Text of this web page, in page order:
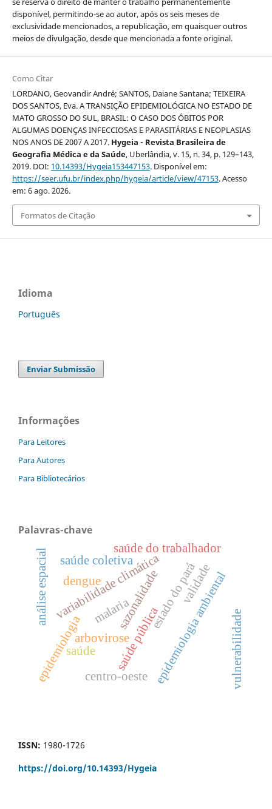
disponível, permitindo-se ao autor, após os seis meses de
exclusividade mencionados, a republicação, em quaisquer outros
meios de divulgação, desde que mencionada a fonte original.
Como Citar
LORDANO, Geovandir André; SANTOS, Daiane Santana; TEIXEIRA
DOS SANTOS, Eva. A TRANSIÇÃO EPIDEMIOLÓGICA NO ESTADO DE
MATO GROSSO DO SUL, BRASIL: O CASO DOS ÓBITOS POR
ALGUMAS DOENÇAS INFECCIOSAS E PARASITÁRIAS E NEOPLASIAS
NOS ANOS DE 2007 A 2017. Hygeia - Revista Brasileira de
Geografia Médica e da Saúde, Uberlândia, v. 15, n. 34, p. 129–143,
2019. DOI: 10.14393/Hygeia153447153. Disponível em:
https://seer.ufu.br/index.php/hygeia/article/view/47153. Acesso
em: 6 ago. 2026.
Formatos de Citação
Idioma
Português
Enviar Submissão
Informações
Para Leitores
Para Autores
Para Bibliotecários
Palavras-chave
sazonalidadeepidemiologia ambiental
saúde pública
estado do pará
variabilidade climática
análise espacial
arbovirose
centro-oeste
saúde do trabalhador
validade
vulnerabilidade
malaria
epidemiologia
saúde coletiva
dengue
saúde
ISSN: 1980-1726
https://doi.org/10.14393/Hygeia